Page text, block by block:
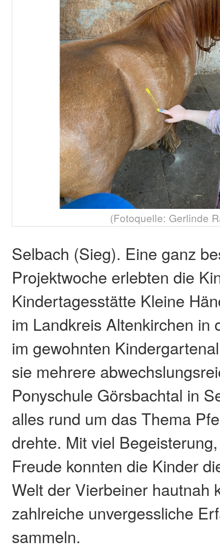
(Fotoquelle: Gerlinde
Selbach (Sieg). Eine ganz
Projektwoche erlebten die
Kindertagesstätte Kleine
im Landkreis Altenkirchen in
im gewohnten
sie mehrere
Ponyschule Görsbachtal in
alles rund um das Thema
drehte. Mit viel
Freude konnten die Kinder
Welt der Vierbeiner hautnah
zahlreiche unvergessliche
sammeln.